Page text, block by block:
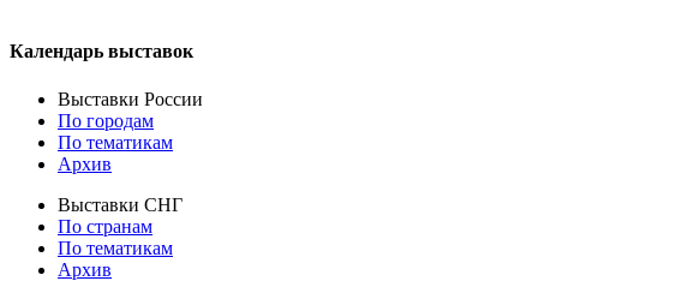
Календарь выставок
Выставки России
По городам
По тематикам
Архив
Выставки СНГ
По странам
По тематикам
Архив